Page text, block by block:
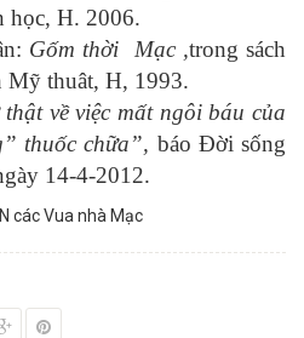
học, H. 2006.
Gốm thời Mạc ,trong sách
Mỹ thuât, H, 1993.
thật về việc mất ngôi báu của
thuốc chữa”, báo Đời sống
14-4-2012.
các Vua nhà Mạc